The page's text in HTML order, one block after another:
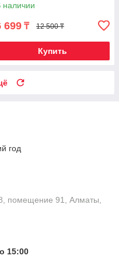
наличии
699 ₸ 12 500 ₸
Купить
год
помещение 91, Алматы,
15:00